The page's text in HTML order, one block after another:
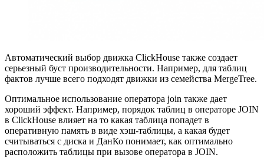
Автоматический выбор движка ClickHouse также создает
серьезный буст производительности. Например, для таблиц
фактов лучше всего подходят движки из семейства MergeTree.
Оптимальное использование оператора join также дает
хороший эффект. Например, порядок таблиц в операторе JOIN
в ClickHouse влияет на то какая таблица попадет в
оперативную память в виде хэш-таблицы, а какая будет
считываться с диска и ДанКо понимает, как оптимально
расположить таблицы при вызове оператора в JOIN.